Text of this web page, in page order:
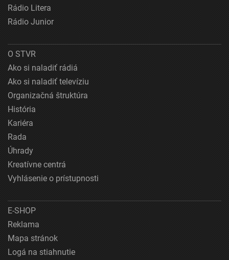
Rádio Litera
Rádio Junior
O STVR
Ako si naladiť rádiá
Ako si naladiť televíziu
Organizačná štruktúra
História
Kariéra
Rada
Úhrady
Kreatívne centrá
Vyhlásenie o prístupnosti
E-SHOP
Reklama
Mapa stránok
Logá na stiahnutie